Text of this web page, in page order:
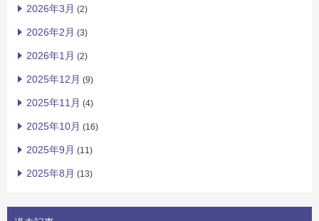
2026年3月 (2)
2026年2月 (3)
2026年1月 (2)
2025年12月 (9)
2025年11月 (4)
2025年10月 (16)
2025年9月 (11)
2025年8月 (13)